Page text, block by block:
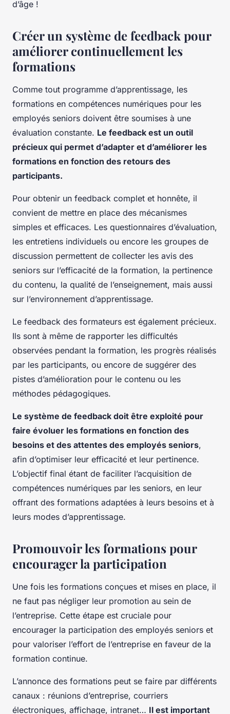
d’âge !
Créer un système de feedback pour
améliorer continuellement les
formations
Comme tout programme d’apprentissage, les
formations en compétences numériques pour les
employés seniors doivent être soumises à une
évaluation constante. Le feedback est un outil
précieux qui permet d’adapter et d’améliorer les
formations en fonction des retours des
participants.
Pour obtenir un feedback complet et honnête, il
convient de mettre en place des mécanismes
simples et efficaces. Les questionnaires d’évaluation,
les entretiens individuels ou encore les groupes de
discussion permettent de collecter les avis des
seniors sur l’efficacité de la formation, la pertinence
du contenu, la qualité de l’enseignement, mais aussi
sur l’environnement d’apprentissage.
Le feedback des formateurs est également précieux.
Ils sont à même de rapporter les difficultés
observées pendant la formation, les progrès réalisés
par les participants, ou encore de suggérer des
pistes d’amélioration pour le contenu ou les
méthodes pédagogiques.
Le système de feedback doit être exploité pour
faire évoluer les formations en fonction des
besoins et des attentes des employés seniors,
afin d’optimiser leur efficacité et leur pertinence.
L’objectif final étant de faciliter l’acquisition de
compétences numériques par les seniors, en leur
offrant des formations adaptées à leurs besoins et à
leurs modes d’apprentissage.
Promouvoir les formations pour
encourager la participation
Une fois les formations conçues et mises en place, il
ne faut pas négliger leur promotion au sein de
l’entreprise. Cette étape est cruciale pour
encourager la participation des employés seniors et
pour valoriser l’effort de l’entreprise en faveur de la
formation continue.
L’annonce des formations peut se faire par différents
canaux : réunions d’entreprise, courriers
électroniques, affichage, intranet… Il est important